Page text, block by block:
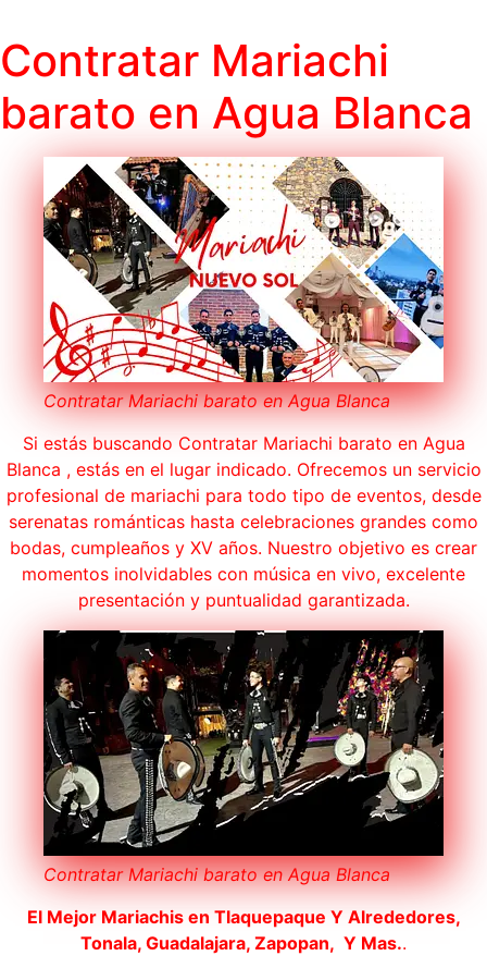
Contratar Mariachi
barato en Agua Blanca
Contratar Mariachi barato en Agua Blanca
Si estás buscando Contratar Mariachi barato en Agua
Blanca , estás en el lugar indicado. Ofrecemos un servicio
profesional de mariachi para todo tipo de eventos, desde
serenatas románticas hasta celebraciones grandes como
bodas, cumpleaños y XV años. Nuestro objetivo es crear
momentos inolvidables con música en vivo, excelente
presentación y puntualidad garantizada.
Contratar Mariachi barato en Agua Blanca
El Mejor Mariachis en Tlaquepaque Y Alrededores,
Tonala, Guadalajara, Zapopan, Y Mas..